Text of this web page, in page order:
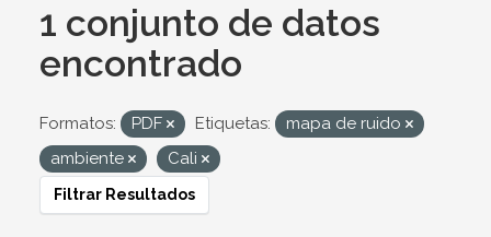
1 conjunto de datos
encontrado
Formatos: PDF Etiquetas:
mapa de ruido
ambiente
Cali
Filtrar Resultados